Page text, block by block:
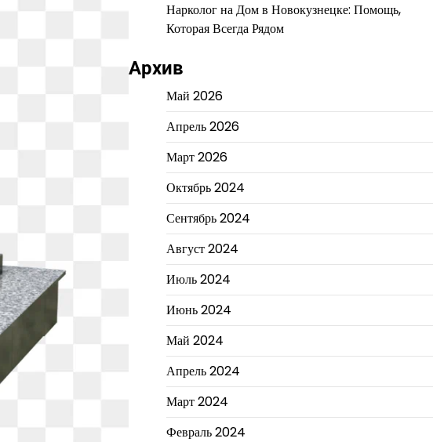
Нарколог на Дом в Новокузнецке: Помощь,
Которая Всегда Рядом
Архив
Май 2026
Апрель 2026
Март 2026
Октябрь 2024
Сентябрь 2024
Август 2024
Июль 2024
Июнь 2024
Май 2024
Апрель 2024
Март 2024
Февраль 2024